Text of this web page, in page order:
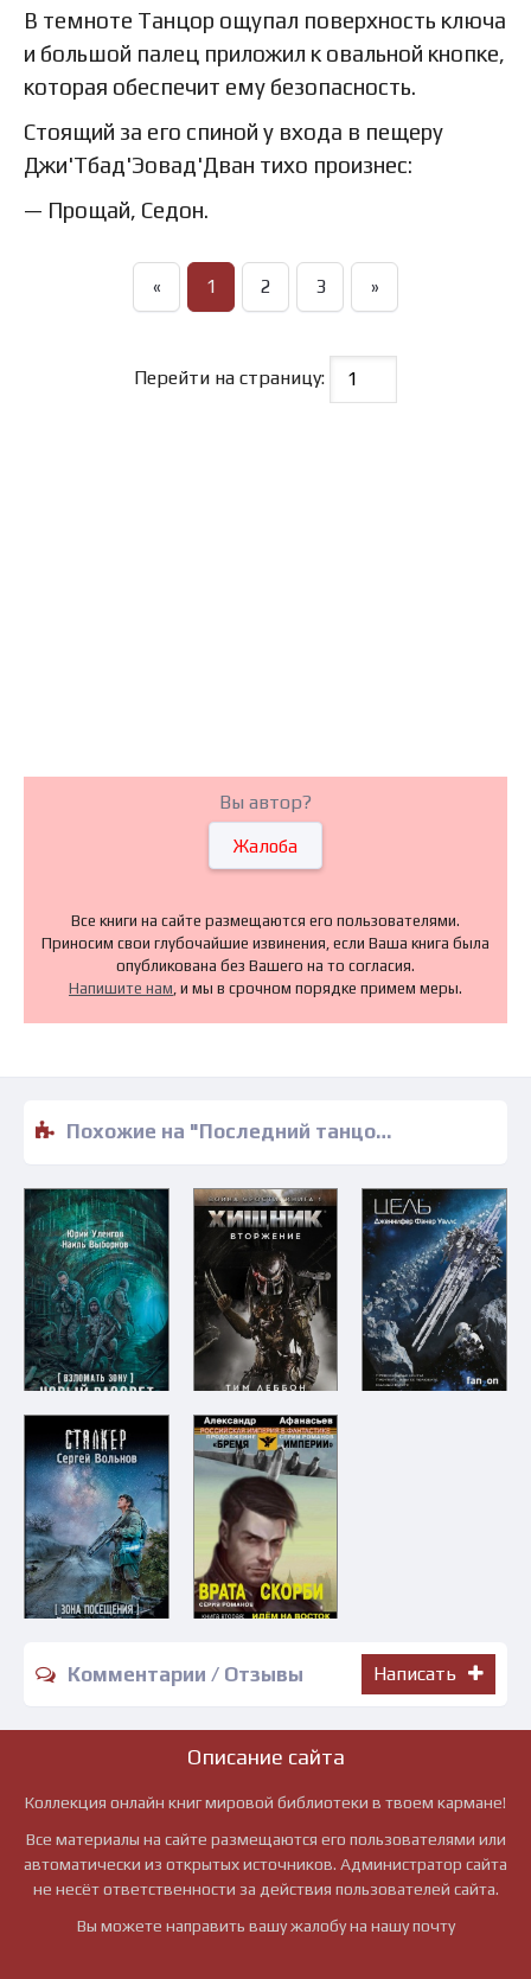
В темноте Танцор ощупал поверхность ключа
и большой палец приложил к овальной кнопке,
которая обеспечит ему безопасность.
Стоящий за его спиной у входа в пещеру
Джи'Тбад'Эовад'Дван тихо произнес:
— Прощай, Седон.
« 1 2 3 »
Перейти на страницу:
Вы автор?
Жалоба
Все книги на сайте размещаются его пользователями.
Приносим свои глубочайшие извинения, если Ваша книга была
опубликована без Вашего на то согласия.
Напишите нам , и мы в срочном порядке примем меры.
Похожие на "Последний танцор - Дэниел Моран" книги читать бесплатно полные версии
Комментарии / Отзывы Написать
Описание сайта
Коллекция онлайн книг мировой библиотеки в твоем кармане!
Все материалы на сайте размещаются его пользователями или
автоматически из открытых источников. Администратор сайта
не несёт ответственности за действия пользователей сайта.
Вы можете направить вашу жалобу на нашу почту